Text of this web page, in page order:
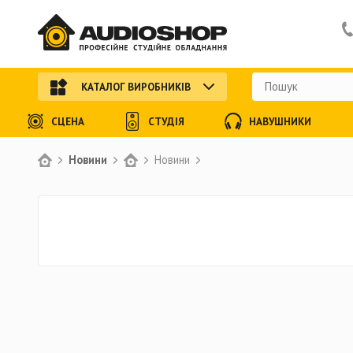
Новини Новини
КАТАЛОГ ВИРОБНИКІВ
СЦЕНА СТУДІЯ НАВУШНИКИ